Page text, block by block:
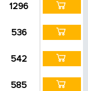
1296
536
542
585